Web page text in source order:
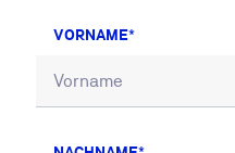
VORNAME